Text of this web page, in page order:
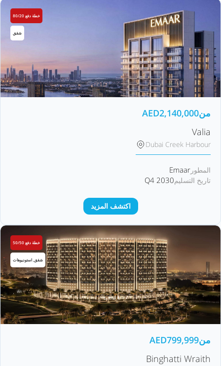
خطة دفع 80/20
شقق
من AED2,140,000
Valia
Dubai Creek Harbour
المطور Emaar
تاريخ التسليمQ4 2030
اكتشف المزيد
خطة دفع 50/50
شقق, استوديوهات
من AED799,999
Binghatti Wraith